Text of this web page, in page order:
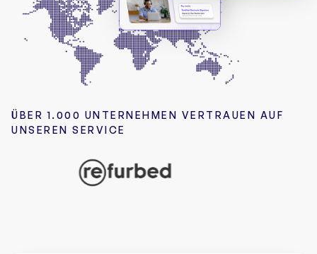
ÜBER 1.000 UNTERNEHMEN VERTRAUEN AUF
UNSEREN SERVICE